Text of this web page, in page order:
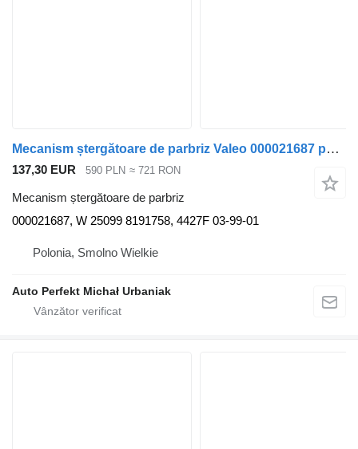
Mecanism ștergătoare de parbriz Valeo 000021687 pentru cap tractor Volvo FH4
137,30 EUR 590 PLN ≈ 721 RON
Mecanism ștergătoare de parbriz
000021687, W 25099 8191758, 4427F 03-99-01
Polonia, Smolno Wielkie
Auto Perfekt Michał Urbaniak